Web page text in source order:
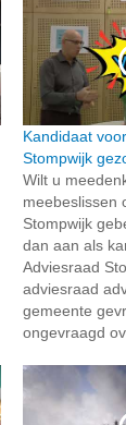
Kandidaat
Stompwijk
Wilt u
meebeslissen
Stompwijk
dan aan als
Adviesraad
adviesraad
gemeente
ongevraagd